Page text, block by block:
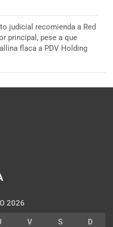
judicial recomienda a Red
principal, pese a que
flaca a PDV Holding
2026
V S D